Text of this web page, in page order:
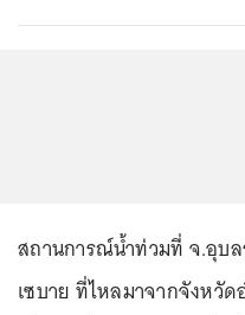
สถานการณ์น้ำท่วมที่ จ.อุบล
เซบาย ที่ไหลมาจากจังหวั